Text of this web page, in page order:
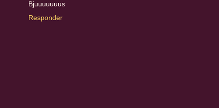
Bjuuuuuuus
Responder